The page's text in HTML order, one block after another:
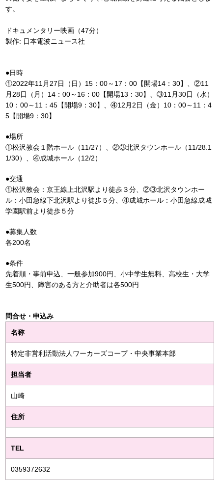
す。
ドキュメンタリー映画（47分）
製作: 日本電波ニュース社
●日時
①2022年11月27日（日）15：00～17：00【開場14：30】、②11
月28日（月）14：00～16：00【開場13：30】、③11月30日（水）
10：00～11：45【開場9：30】、④12月2日（金）10：00～11：4
5【開場9：30】
●場所
①松沢教会１階ホール（11/27）、②③北沢タウンホール（11/28.1
1/30）、④成城ホール（12/2）
●交通
①松沢教会：京王線上北沢駅より徒歩３分、②③北沢タウンホー
ル：小田急線下北沢駅より徒歩５分、④成城ホール：小田急線成城
学園駅前より徒歩５分
●募集人数
各200名
●条件
先着順・事前申込、一般参加900円、小中学生無料、高校生・大学
生500円、障害のある方と介助者は各500円
問合せ・申込み
名称
特定非営利活動法人ワーカーズコープ・中央事業本部
担当者
山崎
住所
TEL
0359372632